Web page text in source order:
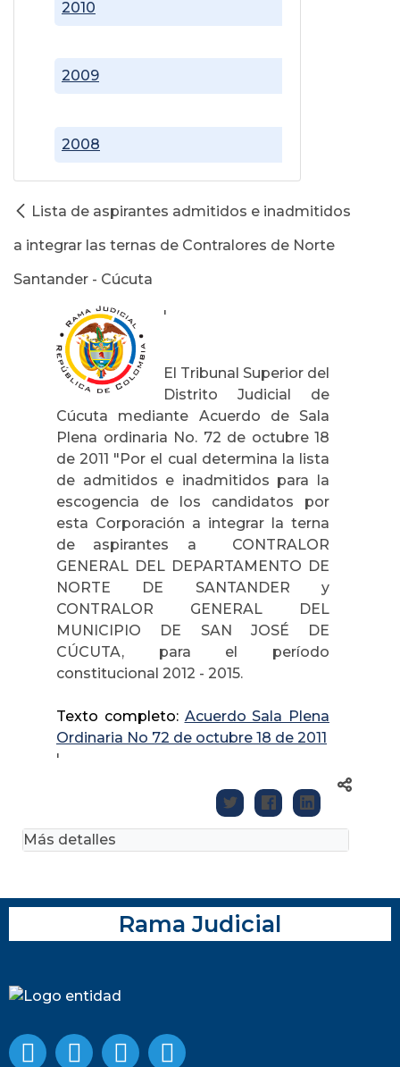
2008
2009
2010
Lista de aspirantes admitidos e inadmitidos
a integrar las ternas de Contralores de Norte
Santander - Cúcuta
'
El Tribunal Superior del
Distrito Judicial de
Cúcuta mediante Acuerdo de Sala
Plena ordinaria No. 72 de octubre 18
de 2011 "Por el cual determina la lista
de admitidos e inadmitidos para la
escogencia de los candidatos por
esta Corporación a integrar la terna
de aspirantes a CONTRALOR
GENERAL DEL DEPARTAMENTO DE
NORTE DE SANTANDER y
CONTRALOR GENERAL DEL
MUNICIPIO DE SAN JOSÉ DE
CÚCUTA, para el período
constitucional 2012 - 2015.
Texto completo: Acuerdo Sala Plena
Ordinaria No 72 de octubre 18 de 2011
'
Más detalles
Rama Judicial